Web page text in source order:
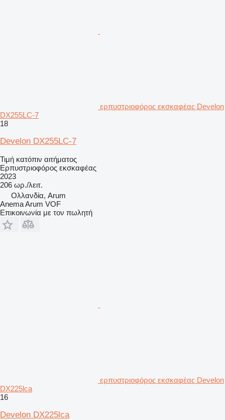
ερπυστριοφόρος εκσκαφέας Develon
DX255LC-7
18
Develon DX255LC-7
Τιμή κατόπιν αιτήματος
Ερπυστριοφόρος εκσκαφέας
2023
206 ωρ./λειτ.
Ολλανδία, Arum
Anema Arum VOF
Επικοινωνία με τον πωλητή
ερπυστριοφόρος εκσκαφέας Develon
DX225lca
16
Develon DX225lca